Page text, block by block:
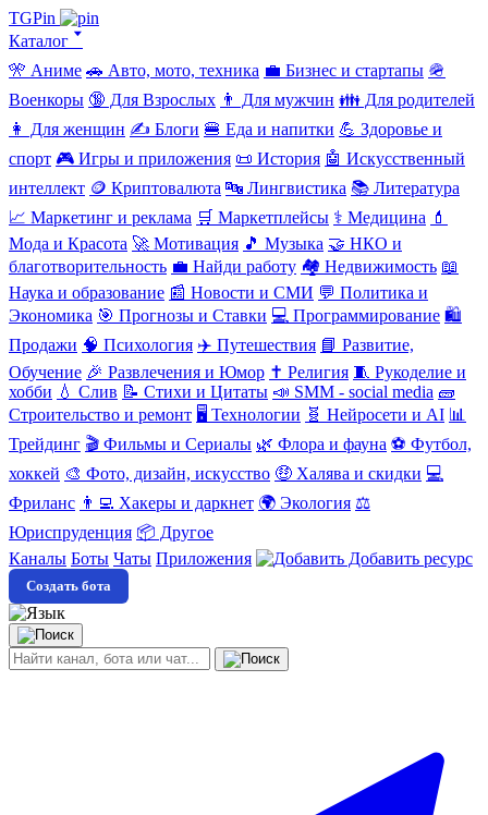
TGPin
Каталог 🢓
🎌 Аниме 🚗 Авто, мото, техника 💼 Бизнес и стартапы 🪖
Военкоры 🔞 Для Взрослых 👨 Для мужчин 👪 Для родителей
👩 Для женщин ✍️ Блоги 🍔 Еда и напитки 💪 Здоровье и
спорт 🎮 Игры и приложения 📜 История 🤖 Искусственный
интеллект 🪙 Криптовалюта 🔤 Лингвистика 📚 Литература
📈 Маркетинг и реклама 🛒 Маркетплейсы ⚕️ Медицина 💄
Мода и Красота 🚀 Мотивация 🎵 Музыка 🤝 НКО и
благотворительность 💼 Найди работу 🏘️ Недвижимость 📖
Наука и образование 📰 Новости и СМИ 💬 Политика и
Экономика 🎯 Прогнозы и Ставки 💻 Программирование 🛍️
Продажи 🧠 Психология ✈️ Путешествия 📘 Развитие,
Обучение 🎉 Развлечения и Юмор ✝️ Религия 🧵 Рукоделие и
хобби 💧 Слив 📝 Стихи и Цитаты 📣 SMM - social media 🧱
Строительство и ремонт 🖥️ Технологии 🧬 Нейросети и AI 📊
Трейдинг 🎬 Фильмы и Сериалы 🌿 Флора и фауна ⚽ Футбол,
хоккей 🎨 Фото, дизайн, искусство 🤑 Халява и скидки 💻
Фриланс 👨‍💻 Хакеры и даркнет 🌍 Экология ⚖️
Юриспруденция 📦 Другое
Каналы Боты Чаты Приложения Добавить ресурс
Создать бота